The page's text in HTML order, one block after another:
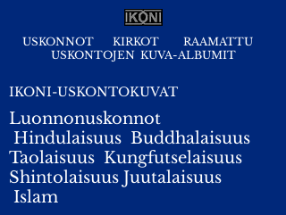
USKONNOT KIRKOT
RAAMATTU
USKONTOJEN KUVA-ALBUMIT
IKONI-USKONTOKUVAT
Luonnonuskonnot
Hindulaisuus Buddhalaisuus
Taolaisuus Kungfutselaisuus
Shintolaisuus Juutalaisuus
Islam